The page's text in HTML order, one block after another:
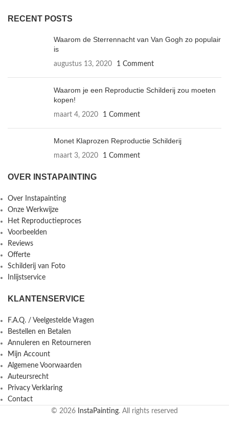
RECENT POSTS
Waarom de Sterrennacht van Van Gogh zo populair
is
augustus 13, 2020 1 Comment
Waarom je een Reproductie Schilderij zou moeten
kopen!
maart 4, 2020 1 Comment
Monet Klaprozen Reproductie Schilderij
maart 3, 2020 1 Comment
OVER INSTAPAINTING
Over Instapainting
Onze Werkwijze
Het Reproductieproces
Voorbeelden
Reviews
Offerte
Schilderij van Foto
Inlijstservice
KLANTENSERVICE
F.A.Q. / Veelgestelde Vragen
Bestellen en Betalen
Annuleren en Retourneren
Mijn Account
Algemene Voorwaarden
Auteursrecht
Privacy Verklaring
Contact
© 2026
InstaPainting. All rights reserved